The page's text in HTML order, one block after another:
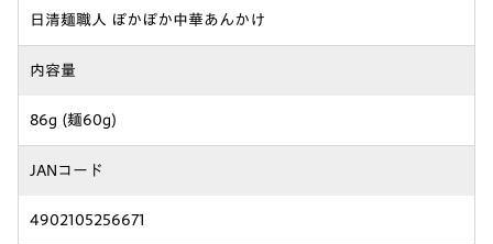
日清麺職人 ぽかぽか中華あんかけ
内容量
86g (麺60g)
JANコード
4902105256671